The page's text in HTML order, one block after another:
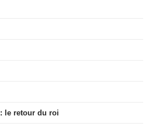
le retour du roi